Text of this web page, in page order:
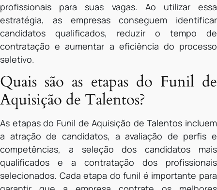
profissionais para suas vagas. Ao utilizar essa
estratégia, as empresas conseguem identificar
candidatos qualificados, reduzir o tempo de
contratação e aumentar a eficiência do processo
seletivo.
Quais são as etapas do Funil de
Aquisição de Talentos?
As etapas do Funil de Aquisição de Talentos incluem
a atração de candidatos, a avaliação de perfis e
competências, a seleção dos candidatos mais
qualificados e a contratação dos profissionais
selecionados. Cada etapa do funil é importante para